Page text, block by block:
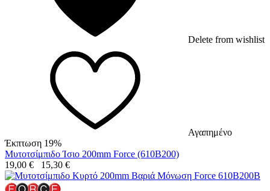
Delete from wishlist
Αγαπημένο
Έκπτωση 19%
Μυτοτσίμπιδο Ίσιο 200mm Force (610B200)
19,00 € 15,30 €